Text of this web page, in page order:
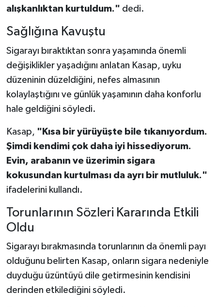
alışkanlıktan kurtuldum." dedi.
Sağlığına Kavuştu
Sigarayı bıraktıktan sonra yaşamında önemli
değişiklikler yaşadığını anlatan Kasap, uyku
düzeninin düzeldiğini, nefes almasının
kolaylaştığını ve günlük yaşamının daha konforlu
hale geldiğini söyledi.
Kasap, "Kısa bir yürüyüşte bile tıkanıyordum.
Şimdi kendimi çok daha iyi hissediyorum.
Evin, arabanın ve üzerimin sigara
kokusundan kurtulması da ayrı bir mutluluk."
ifadelerini kullandı.
Torunlarının Sözleri Kararında Etkili
Oldu
Sigarayı bırakmasında torunlarının da önemli payı
olduğunu belirten Kasap, onların sigara nedeniyle
duyduğu üzüntüyü dile getirmesinin kendisini
derinden etkilediğini söyledi.